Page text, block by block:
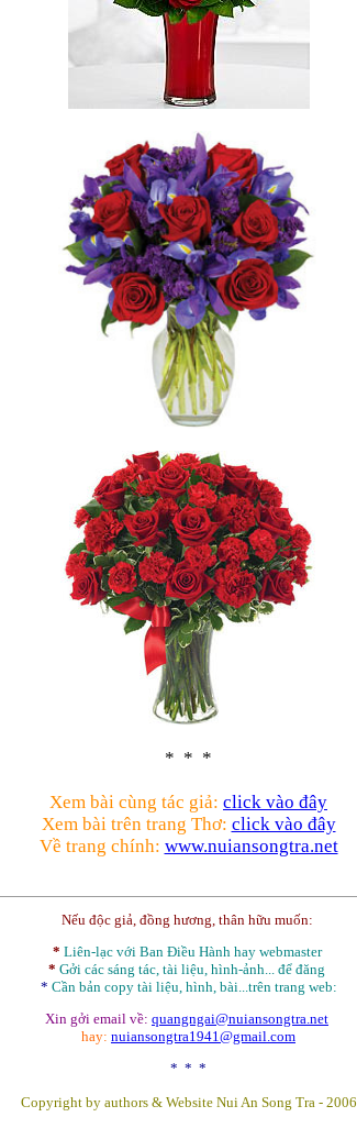
* * *
Xem bài cùng tác giả: click vào đây
Xem bài trên trang Thơ: click vào đây
Về trang chính: www.nuiansongtra.net
Nếu độc giả, đồng hương, thân hữu muốn:
* Liên-lạc với Ban Điều Hành hay webmaster
* Gởi các sáng tác, tài liệu, hình-ảnh... để đăng
* Cần bản copy tài liệu, hình, bài...trên trang web:
Xin gởi email về: quangngai@nuiansongtra.net
hay: nuiansongtra1941@gmail.com
* * *
Copyright by authors & Website Nui An Song Tra - 2006